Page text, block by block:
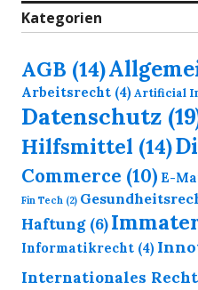
Kategorien
AGB (14)
Arbeitsrecht (4)Artificial
Datenschutz
Hilfsmittel (14)
Commerce (10) E-
Fin Tech (2)
Haftung(6)
Informatikrecht (4)
Internationales Recht